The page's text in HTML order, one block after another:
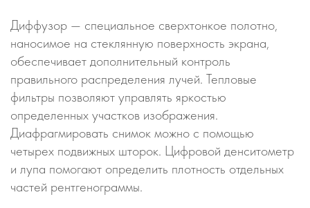
Диффузор — специальное сверхтонкое полотно,
наносимое на стеклянную поверхность экрана,
обеспечивает дополнительный контроль
правильного распределения лучей. Тепловые
фильтры позволяют управлять яркостью
определенных участков изображения.
Диафрагмировать снимок можно с помощью
четырех подвижных шторок. Цифровой денситометр
и лупа помогают определить плотность отдельных
частей рентгенограммы.